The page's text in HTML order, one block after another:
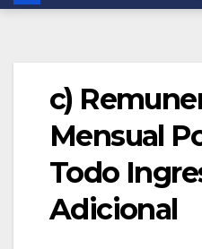
c)
Mensual
Todo
Adicional